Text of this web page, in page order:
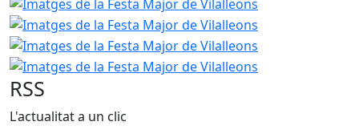
RSS
L'actualitat a un clic